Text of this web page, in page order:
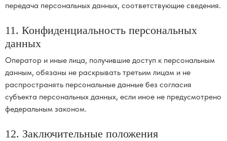
передача персональных данных, соответствующие сведения.
11. Конфиденциальность персональных
данных
Оператор и иные лица, получившие доступ к персональным
данным, обязаны не раскрывать третьим лицам и не
распространять персональные данные без согласия
субъекта персональных данных, если иное не предусмотрено
федеральным законом.
12. Заключительные положения